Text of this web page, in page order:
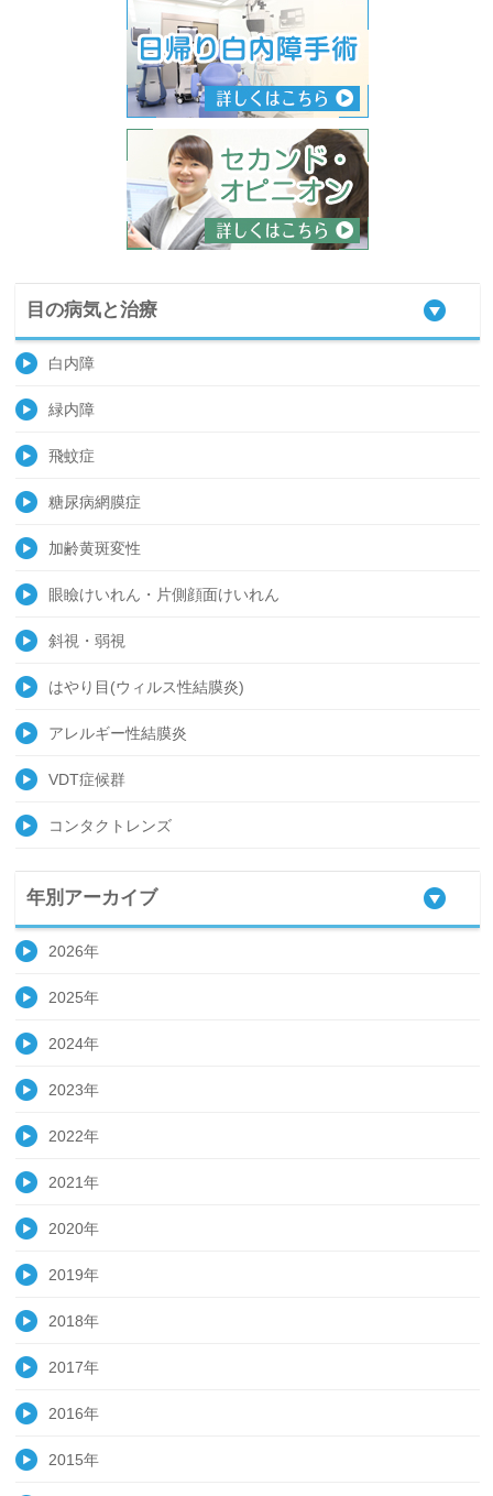
目の病気と治療
白内障
緑内障
飛蚊症
糖尿病網膜症
加齢黄斑変性
眼瞼けいれん・片側顔面けいれん
斜視・弱視
はやり目(ウィルス性結膜炎)
アレルギー性結膜炎
VDT症候群
コンタクトレンズ
年別アーカイブ
2026年
2025年
2024年
2023年
2022年
2021年
2020年
2019年
2018年
2017年
2016年
2015年